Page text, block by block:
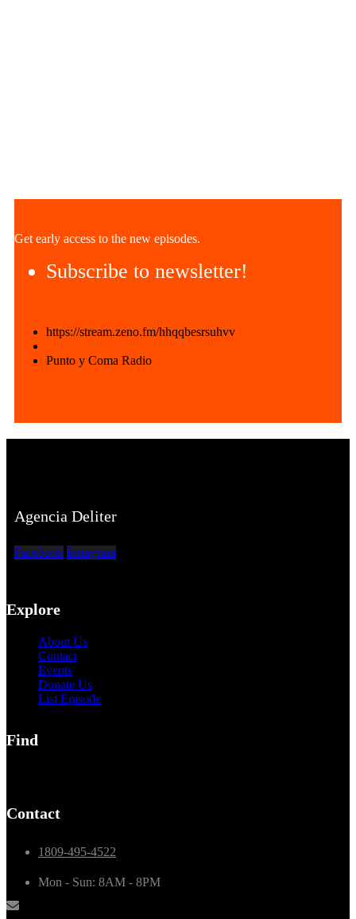
Get early access to the new episodes.
Subscribe to newsletter!
https://stream.zeno.fm/hhqqbesrsuhvv
Punto y Coma Radio
Agencia Deliter
Facebook Instagram
Explore
About Us
Contact
Events
Donate Us
List Episode
Find
Contact
1809-495-4522
Mon - Sun: 8AM - 8PM